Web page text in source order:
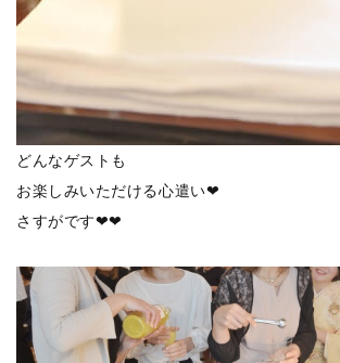
どんなゲストも
お楽しみいただける心遣い❤
さすがです❤❤